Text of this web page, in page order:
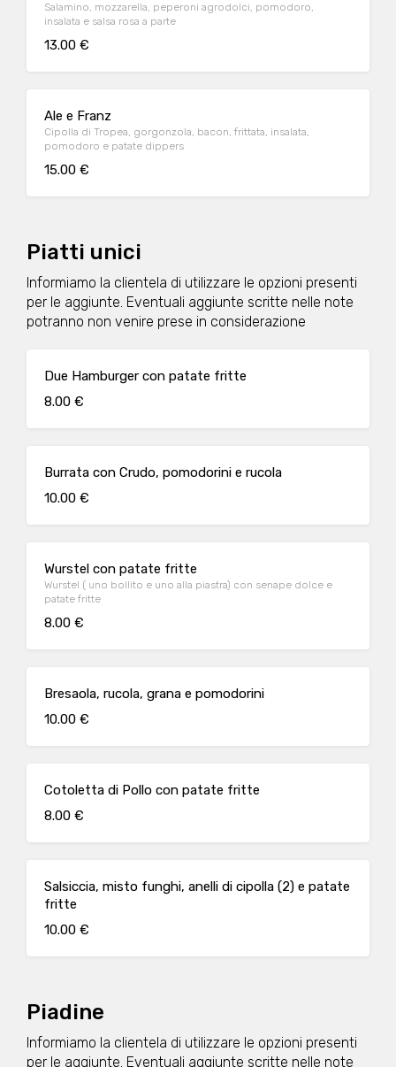
Salamino, mozzarella, peperoni agrodolci, pomodoro,
insalata e salsa rosa a parte
13.00 €
Ale e Franz
Cipolla di Tropea, gorgonzola, bacon, frittata, insalata,
pomodoro e patate dippers
15.00 €
Piatti unici
Informiamo la clientela di utilizzare le opzioni presenti
per le aggiunte. Eventuali aggiunte scritte nelle note
potranno non venire prese in considerazione
Due Hamburger con patate fritte
8.00 €
Burrata con Crudo, pomodorini e rucola
10.00 €
Wurstel con patate fritte
Wurstel ( uno bollito e uno alla piastra) con senape dolce e
patate fritte
8.00 €
Bresaola, rucola, grana e pomodorini
10.00 €
Cotoletta di Pollo con patate fritte
8.00 €
Salsiccia, misto funghi, anelli di cipolla (2) e patate
fritte
10.00 €
Piadine
Informiamo la clientela di utilizzare le opzioni presenti
per le aggiunte. Eventuali aggiunte scritte nelle note